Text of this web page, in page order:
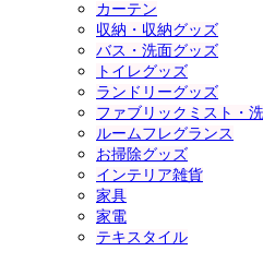
カーテン
収納・収納グッズ
バス・洗面グッズ
トイレグッズ
ランドリーグッズ
ファブリックミスト・
ルームフレグランス
お掃除グッズ
インテリア雑貨
家具
家電
テキスタイル